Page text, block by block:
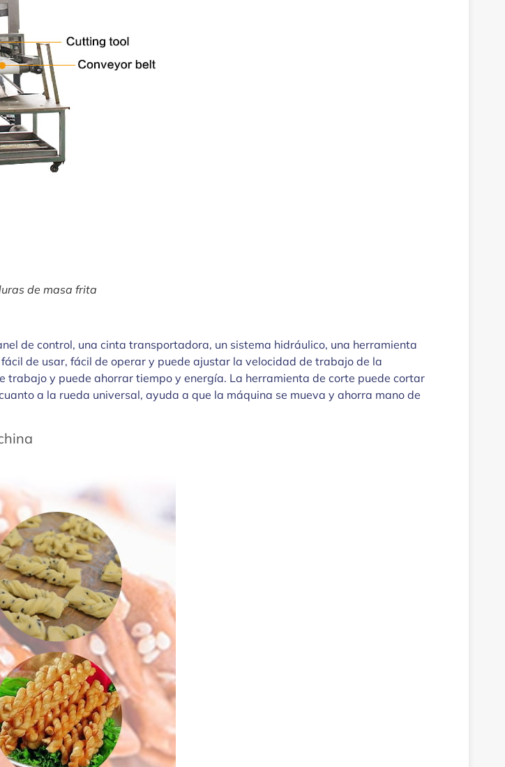
de masa frita
de control, una cinta transportadora, un sistema hidráulico, una herramienta
de usar, fácil de operar y puede ajustar la velocidad de trabajo de la
y puede ahorrar tiempo y energía. La herramienta de corte puede cortar
a la rueda universal, ayuda a que la máquina se mueva y ahorra mano de